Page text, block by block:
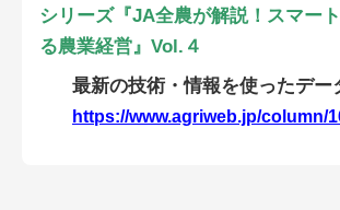
基礎知識
シリーズ『JA全農が解説！スマー
る農業経営』Vol.４
最新の技術・情報を使ったデー
https://www.agriweb.jp/column/